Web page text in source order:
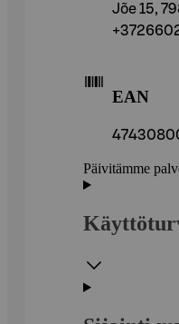
Jõe 15,
EAN
Päivitämme